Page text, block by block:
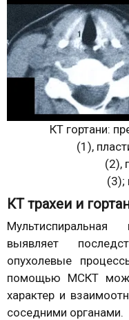
КТ гортани:
(1),
(2),
(3);
КТ трахеи и
выявляет
опухолевые
помощью МСКТ
характер и
соседними органами.